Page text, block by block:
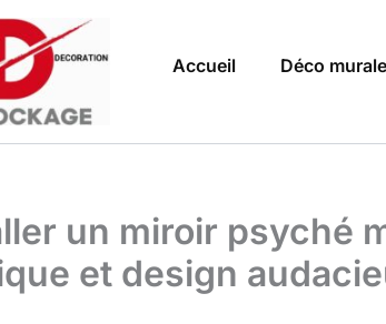
Accueil Déco murale
un miroir psyché
et design